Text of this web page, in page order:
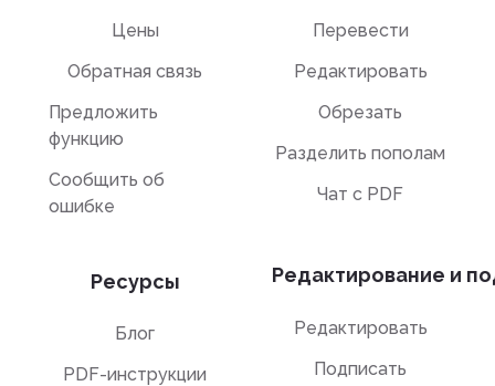
Цены
Обратная связь
Предложить
функцию
Сообщить об
ошибке
Ресурсы
Блог
PDF-инструкции
Перевести
Редактировать
Обрезать
Разделить пополам
Чат с PDF
Редактирование и
Редактировать
Подписать